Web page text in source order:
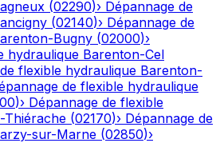
(02290)› Dépannage de
(02140)› Dépannage de
Bugny (02000)›
hydraulique Barenton-Cel
flexible hydraulique Barenton-
de flexible hydraulique
)› Dépannage de flexible
Thiérache (02170)› Dépannage de
sur-Marne (02850)›